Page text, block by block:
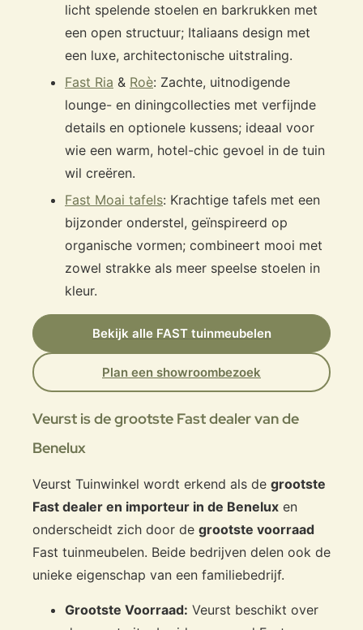
licht spelende stoelen en barkrukken met
een open structuur; Italiaans design met
een luxe, architectonische uitstraling.
Fast Ria & Roè: Zachte, uitnodigende
lounge- en diningcollecties met verfijnde
details en optionele kussens; ideaal voor
wie een warm, hotel-chic gevoel in de tuin
wil creëren.
Fast Moai tafels: Krachtige tafels met een
bijzonder onderstel, geïnspireerd op
organische vormen; combineert mooi met
zowel strakke als meer speelse stoelen in
kleur.
Bekijk alle FAST tuinmeubelen
Plan een showroombezoek
Veurst is de grootste Fast dealer van de
Benelux
Veurst Tuinwinkel wordt erkend als de grootste
Fast dealer en importeur in de Benelux en
onderscheidt zich door de grootste voorraad
Fast tuinmeubelen. Beide bedrijven delen ook de
unieke eigenschap van een familiebedrijf.
Grootste Voorraad: Veurst beschikt over